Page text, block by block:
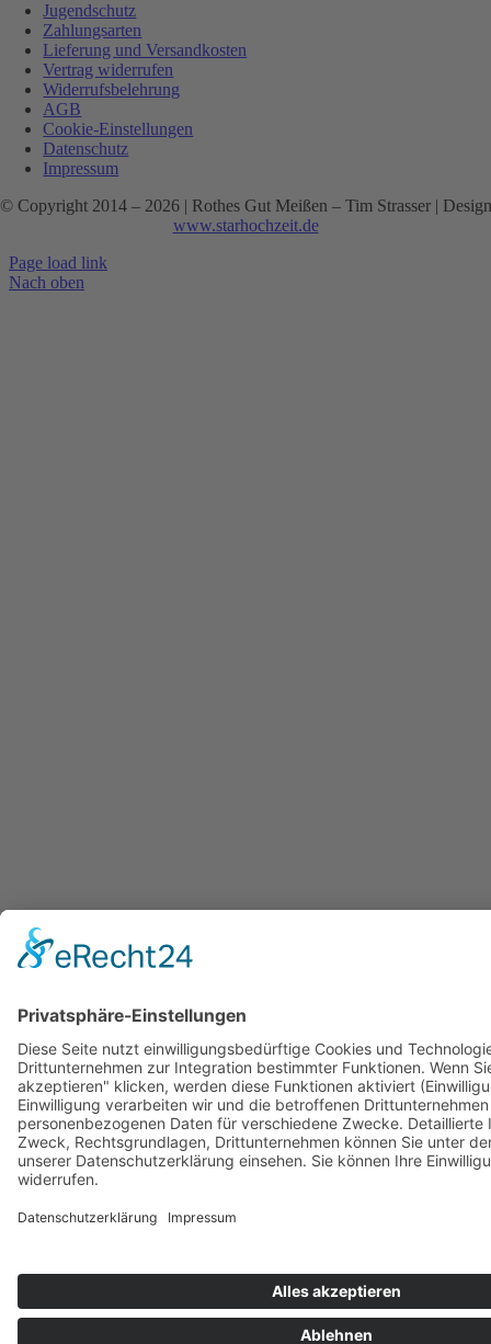
Jugendschutz
Zahlungsarten
Lieferung und Versandkosten
Vertrag widerrufen
Widerrufsbelehrung
AGB
Cookie-Einstellungen
Datenschutz
Impressum
© Copyright 2014 – 2026 | Rothes Gut Meißen – Tim Strasser | Design
www.starhochzeit.de
Page load link
Nach oben